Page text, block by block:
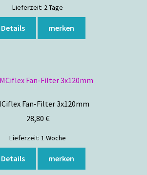
Lieferzeit: 2 Tage
Details
auf.
Optionen
können
Produktseite
gewählt
merken
Fan-Filter 3x120mm
28,80 €
Lieferzeit: 1 Woche
Details merken